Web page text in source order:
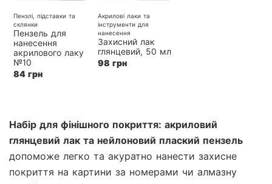
Пензлі, підставки та
склянки
Пензель для
нанесення
акрилового лаку
№10
84 грн
Акрилові лаки та
інструменти для
нанесення
Захисний лак
глянцевий, 50 мл
98 грн
Набір для фінішного покриття: акриловий
глянцевий лак та нейлоновий плаский пензель
допоможе легко та акуратно нанести захисне
покриття на картини за номерами чи алмазну